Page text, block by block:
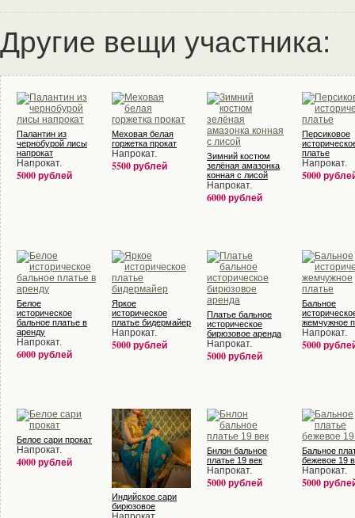
Другие вещи участника:
Палантин из
чернобурой лисы
напрокат
Напрокат.
5000 рублей
Меховая белая
горжетка прокат
Напрокат.
5500 рублей
Зимний костюм
зелёная амазонка
конная с лисой
Напрокат.
6000 рублей
Персиковое
платье
Напрокат.
5000
Белое
историческое
бальное платье в
аренду
Напрокат.
6000 рублей
Яркое
историческое
платье бидермайер
Напрокат.
5000 рублей
Платье бальное
историческое
бирюзовое аренда
Напрокат.
5000 рублей
Бальное
жемчужное
Напрокат.
5000
Белое сари прокат
Напрокат.
4000 рублей
Индийское сари
бирюзовое
Бнлон бальное
платье 19 век
Напрокат.
5000 рублей
Бальное
бежевое 19
Напрокат.
5000